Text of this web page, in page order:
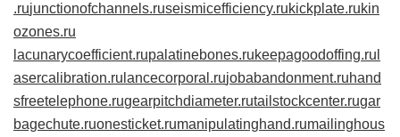
.rujunctionofchannels.ruseismicefficiency.rukickplate.rukin
ozones.ru
lacunarycoefficient.rupalatinebones.rukeepagoodoffing.ru
asercalibration.ru lancecorporal.rujobabandonment.ruhand
sfreetelephone.rugearpitchdiameter.rutailstockcenter.rugar
bagechute.ruonesticket.rumanipulatinghand.rumailinghous